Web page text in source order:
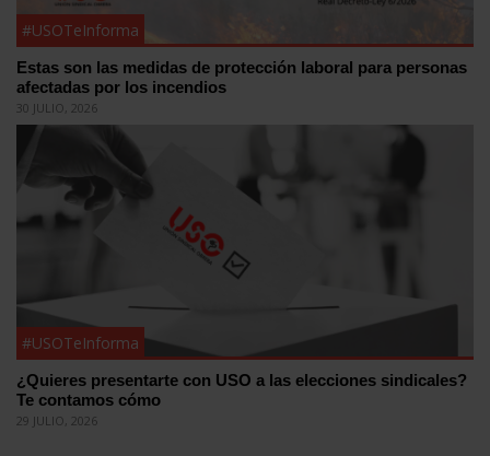
#USOTeInforma
Estas son las medidas de protección laboral para personas
afectadas por los incendios
30 JULIO, 2026
#USOTeInforma
¿Quieres presentarte con USO a las elecciones sindicales?
Te contamos cómo
29 JULIO, 2026